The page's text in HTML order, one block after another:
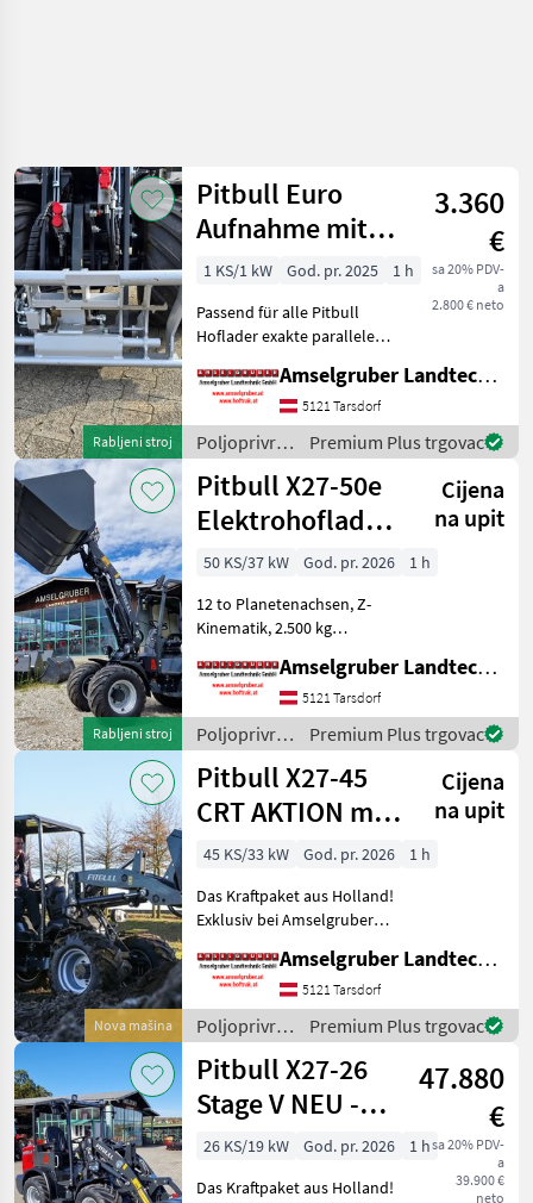
Rabljeni stroj
Pitbull Euro
Aufnahme mit
Mösl
Schnellwechsler
3.360
€
sa 20% PDV-
a
2.800 € neto
1 KS/1 kW God. pr. 2025
1 h
Passend für alle Pitbull
Hoflader exakte parallele
dies realisiert ein
gewaltfreies kuppeln der
Kupplungen dadurch
entstehen auch keine B
Amselgruber Landtechnik GmbH
5121 Tarsdorf
Poljoprivredni
motorni
strojevi /
Pitbull
Premium Plus trgovac
Rabljeni stroj
Pitbull X27-50e
Elektrohoflader
- der Stärkste!
Cijena
na upit
50 KS/37 kW God. pr. 2026
1 h
12 to Planetenachsen, Z-
Kinematik, 2.500 kg
X27-50e Elektrohoflader
setzt neue Maßstäbe am
Elektro-Hofladermarkt.
DIESE DATEN SOLLTEN SIE
Amselgruber Landtechnik GmbH
5121 Tarsdorf
Poljoprivredni
motorni
strojevi /
Pitbull
Premium Plus trgovac
Nova mašina
Pitbull X27-45
CRT AKTION mit
Österreichpaket
Cijena
na upit
45 KS/33 kW God. pr. 2026
1 h
Das Kraftpaket aus Holland!
Exklusiv bei Amselgruber
unseren bekannten Fuchs
Hofladern, und Cast &
Worky-Quad Miniladern
erweitert nun PITBULL aus
Amselgruber Landtechnik GmbH
5121 Tarsdorf
Poljoprivredni
motorni
strojevi /
Pitbull
Premium Plus trgovac
Pitbull X27-26
Stage V NEU -
Planetenachsen+Z-
Kinematik
47.880
€
sa 20% PDV-
a
39.900 €
neto
26 KS/19 kW God. pr. 2026
1 h
Das Kraftpaket aus Holland!